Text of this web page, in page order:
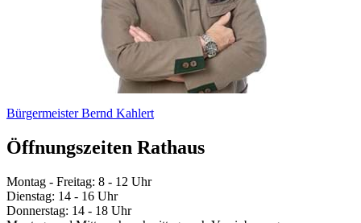
Bürgermeister Bernd Kahlert
Öffnungszeiten Rathaus
Montag - Freitag: 8 - 12 Uhr
Dienstag: 14 - 16 Uhr
Donnerstag: 14 - 18 Uhr